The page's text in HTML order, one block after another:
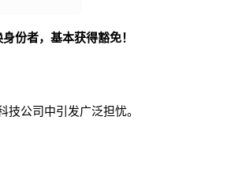
份者，基本获得豁免！
公司中引发广泛担忧。